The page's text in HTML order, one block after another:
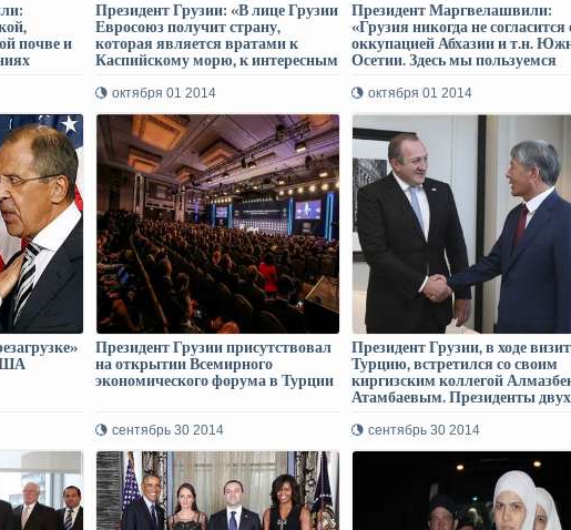
почве и
Президент Грузии: «В лице Грузии
Евросоюз получит страну,
которая является вратами к
Каспийскому морю, к интересным
гибкая, либеральная налоговая
система для бизнеса»
октября 01 2014
Президент Маргвелашвили:
«Грузия никогда не согласится
оккупацией Абхазии и т.н.
Осетии. Здесь мы пользуемся
властей»
октября 01 2014
Президент Грузии присутствовал
на открытии Всемирного
экономического форума в Турции
сентябрь 30 2014
Президент Грузии, в ходе
Турцию, встретился со своим
киргизским коллегой
Атамбаевым. Президенты двух
на один, а затем - в
формате
сентябрь 30 2014